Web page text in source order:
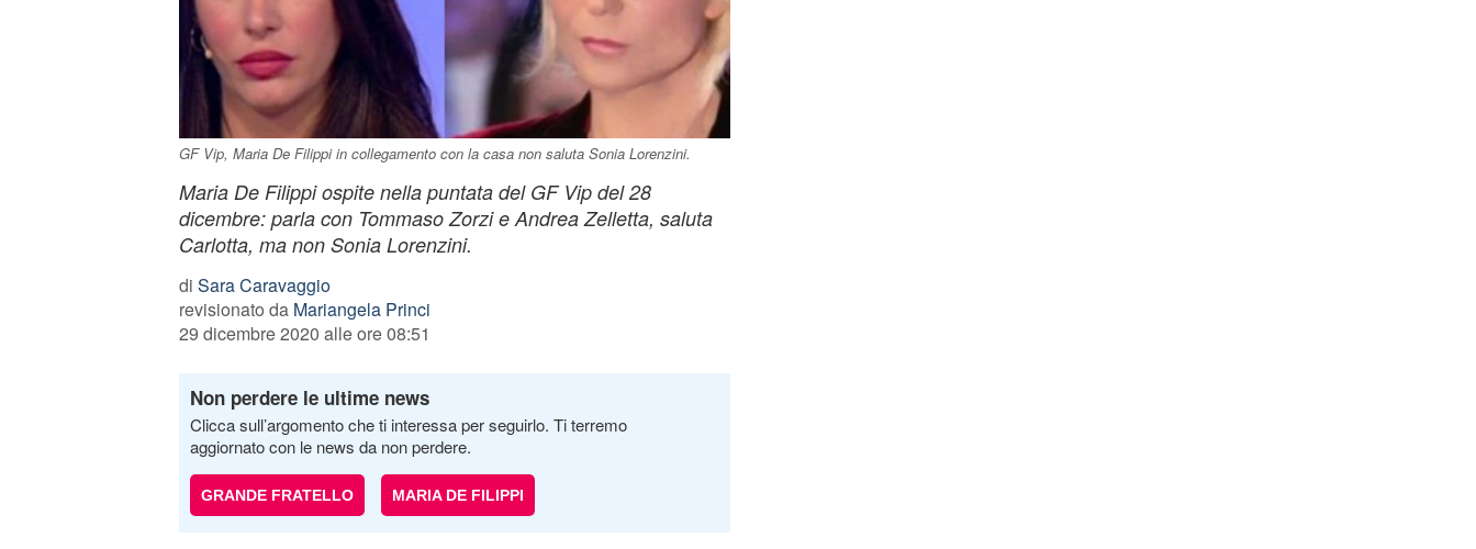
GF Vip, Maria De Filippi in collegamento con la casa non saluta Sonia Lorenzini.
Maria De Filippi ospite nella puntata del GF Vip del 28
dicembre: parla con Tommaso Zorzi e Andrea Zelletta, saluta
Carlotta, ma non Sonia Lorenzini.
di Sara Caravaggio
revisionato da Mariangela Princi
29 dicembre 2020 alle ore 08:51
Non perdere le ultime news
Clicca sull’argomento che ti interessa per seguirlo. Ti terremo
aggiornato con le news da non perdere.
GRANDE FRATELLO MARIA DE FILIPPI